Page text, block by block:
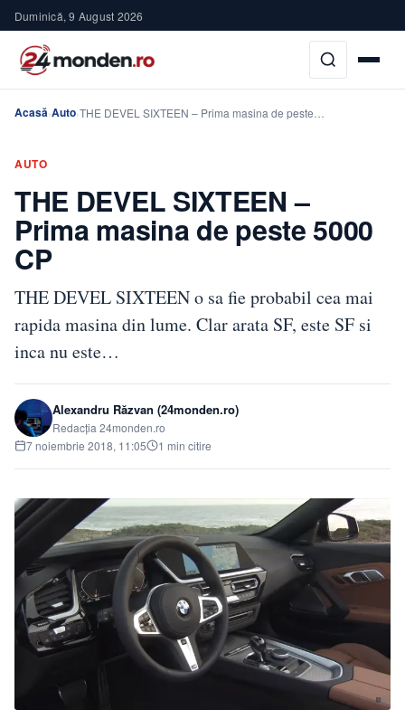
Duminică, 9 August 2026
Acasă›Auto›THE DEVEL SIXTEEN – Prima masina de peste…
AUTO
THE DEVEL SIXTEEN –
Prima masina de peste 5000
CP
THE DEVEL SIXTEEN o sa fie probabil cea mai
rapida masina din lume. Clar arata SF, este SF si
inca nu este…
Alexandru Răzvan (24monden.ro)
Redacția 24monden.ro
7 noiembrie 2018, 11:05
1 min citire